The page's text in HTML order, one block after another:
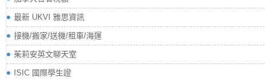
最新 UKVI 雅思資訊
接機/搬家/送機/租車/海運
茱莉安英文聊天室
ISIC 國際學生證